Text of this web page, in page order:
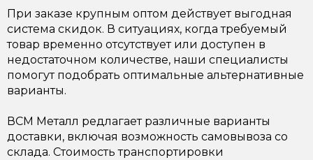
При заказе крупным оптом действует выгодная
система скидок. В ситуациях, когда требуемый
товар временно отсутствует или доступен в
недостаточном количестве, наши специалисты
помогут подобрать оптимальные альтернативные
варианты.
ВСМ Металл редлагает различные варианты
доставки, включая возможность самовывоза со
склада. Стоимость транспортировки